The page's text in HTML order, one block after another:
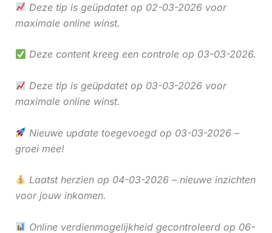
Deze tip is geüpdatet op 02-03-2026 voor
maximale online winst.
Deze content kreeg een controle op 03-03-2026.
Deze tip is geüpdatet op 03-03-2026 voor
maximale online winst.
Nieuwe update toegevoegd op 03-03-2026 –
groei mee!
Laatst herzien op 04-03-2026 – nieuwe inzichten
voor jouw inkomen.
Online verdienmogelijkheid gecontroleerd op 06-